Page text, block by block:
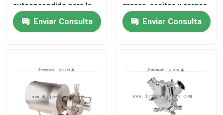
autoencendido para la
regulación del caudal
Enviar Consulta
grasas, aceites y carnes
Enviar Consulta